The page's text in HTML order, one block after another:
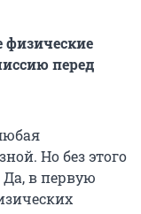
физические
перед
Но без этого
Да, в первую